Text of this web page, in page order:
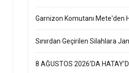
Garnizon Komutanı Mete'den
Sınırdan Geçirilen Silahlara
8 AĞUSTOS 2026’DA